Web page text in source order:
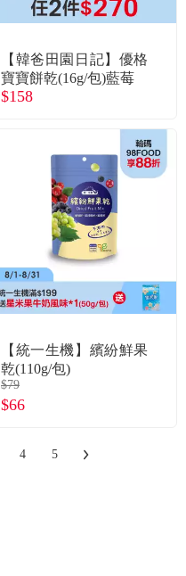
【韓爸田園日記】優格
寶寶餅乾(16g/包)藍莓
$158
【統一生機】繽紛鮮果
乾(110g/包)
$79
$66
4 5